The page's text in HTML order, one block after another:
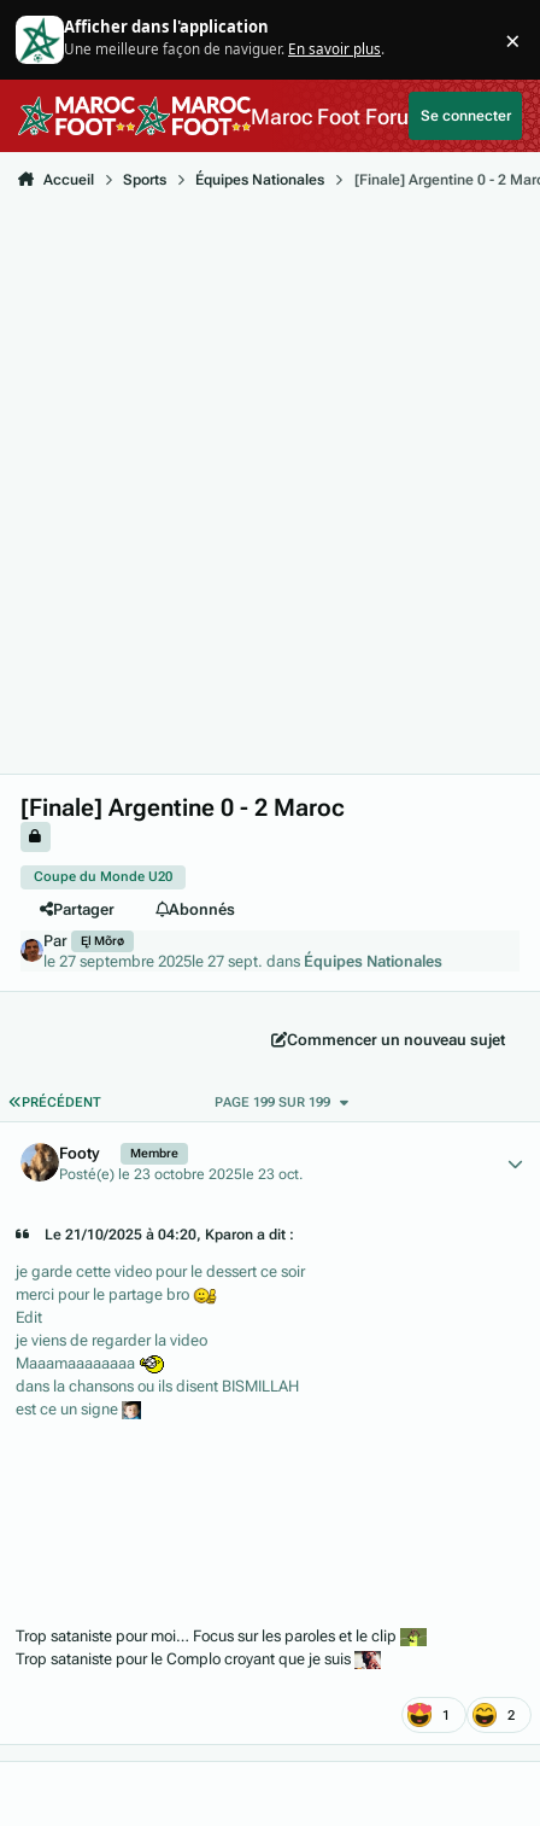
Aller au contenu
Afficher dans l'application
Une meilleure façon de naviguer. En savoir plus. ×
Maroc Foot ForumSe connecter
Accueil Sports Équipes Nationales [Finale] Argentine 0 - 2
[Finale] Argentine 0 - 2 Maroc
Coupe du Monde U20
Partager
Abonnés
Par
Ęl Mõrø
le 27 septembre 2025le 27 sept. dans Équipes Nationales
Commencer un nouveau sujet
PREMIÈRE PAGE
PRÉCÉDENT PAGE 199 SUR 199
Footy Membre
Posté(e) le 23 octobre 2025 le 23 oct.
Le 21/10/2025 à 04:20, Kparon a dit :
je garde cette video pour le dessert ce soir
merci pour le partage bro
Edit
je viens de regarder la video
Maaamaaaaaaaa
dans la chansons ou ils disent BISMILLAH
est ce un signe
Trop sataniste pour moi… Focus sur les paroles et le clip
Trop sataniste pour le Complo croyant que je suis
1 2